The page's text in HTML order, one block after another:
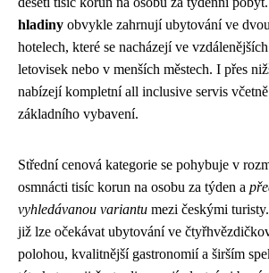
hladiny obvykle zahrnují ubytování ve
hotelech, které se nacházejí ve
letovisek nebo v menších městech. I přes
nabízejí kompletní all inclusive servis
základního vybavení.
Střední cenová kategorie se pohybuje v
osmnácti tisíc korun na osobu za týden a
vyhledávanou variantu mezi českými
již lze očekávat ubytování ve
polohou, kvalitnější gastronomií a širším